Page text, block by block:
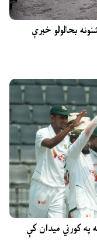
بحالولو خبرې
په کورني میدان کې